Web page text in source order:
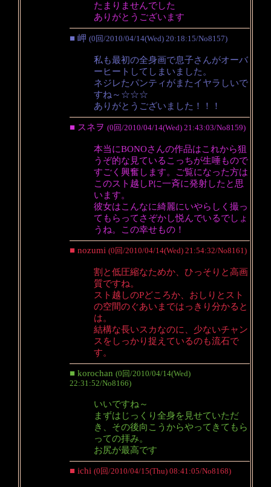
たまりませんでした
ありがとうございます
■ 岬 (0回/2010/04/14(Wed) 20:18:15/No8157)
私も最初の全身画で息子さんがオーバ
ーヒートしてしまいました。
ネジレたパンティがまたイヤラしいで
すね～☆☆☆
ありがとうございました！！！
■ スネヲ (0回/2010/04/14(Wed) 21:43:03/No8159)
本当にBONOさんの作品はこれから狙
うぞ的な見ているこっちが生唾もので
すごく興奮します。ご覧になった方は
このスト越しPに一斉に発射したと思
います。
彼女はこんなに綺麗にいやらしく撮っ
てもらってさぞかし悦んでいるでしょ
うね。この幸せもの！
■ nozumi (0回/2010/04/14(Wed) 21:54:32/No8161)
割と低圧縮なためか、ひっそりと高画
質ですね。
スト越しのPどころか、おしりとスト
の空間のぐあいまではっきり分かると
は。
結構な長いスカなのに、少ないチャン
スをしっかり捉えているのも流石で
す。
■ korochan (0回/2010/04/14(Wed)
22:31:52/No8166)
いいですね～
まずはじっくり全身を見せていただ
き、その後向こうからやってきてもら
っての拝み。
お尻が最高です
■ ichi (0回/2010/04/15(Thu) 08:41:05/No8168)